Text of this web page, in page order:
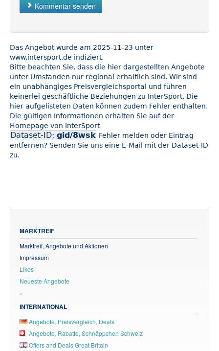
Kommentar senden
Das Angebot wurde am 2025-11-23 unter
www.intersport.de indiziert.
Bitte beachten Sie, dass die hier dargestellten Angebote
unter Umständen nur regional erhältlich sind. Wir sind
ein unabhängiges Preisvergleichsportal und führen
keinerlei geschäftliche Beziehungen zu InterSport. Die
hier aufgelisteten Daten können zudem Fehler enthalten.
Die gültigen Informationen erhalten Sie auf der
Homepage von InterSport
Dataset-ID: gid/8wsk Fehler melden oder Eintrag
entfernen? Senden Sie uns eine E-Mail mit der Dataset-ID
zu.
MARKTREIF
Marktreif, Angebote und Aktionen
Impressum
Likes
Neueste Angebote
INTERNATIONAL
Angebote, Preisvergleich, Deals
Angebote, Rabatte, Schnäppchen Schweiz
Offers and Deals Great Britain